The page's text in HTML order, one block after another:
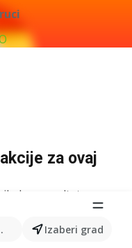
proizvode...Izaberi grad
za ovaj
rezultat.